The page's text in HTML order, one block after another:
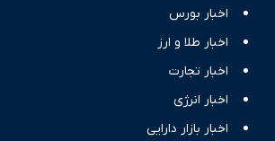
اخبار بورس
اخبار طلا و ارز
اخبار تجارت
اخبار انرژی
اخبار بازار دارایی